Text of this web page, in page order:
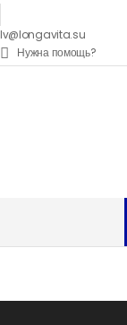
lv@longavita.su
Нужна помощь?